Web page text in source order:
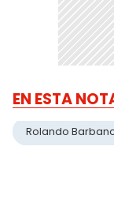
EN ESTA
Rolando